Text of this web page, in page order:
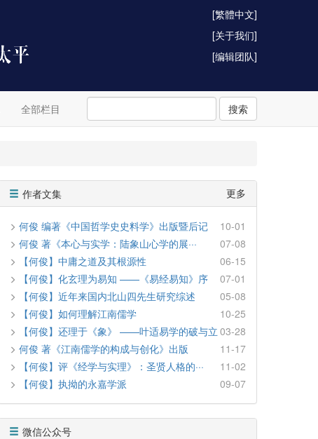
[繁體中文]
[关于我们]
[编辑团队]
全部栏目 搜索
作者文集 更多
何俊 编著《中国哲学史史料学》出版暨后记
10-01
何俊 著《本心与实学：陆象山心学的展···
07-08
【何俊】中庸之道及其根源性
06-15
【何俊】化玄理为易知 ——《易经易知》序
07-01
【何俊】近年来国内北山四先生研究综述
05-08
【何俊】如何理解江南儒学
10-25
【何俊】还理于《象》 ——叶适易学的破与立 03-28
何俊 著《江南儒学的构成与创化》出版
11-17
【何俊】评《经学与实理》：圣贤人格的···
11-02
【何俊】执拗的永嘉学派
09-07
微信公众号